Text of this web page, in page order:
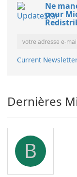
Ne
pour
Current
Dernières
B